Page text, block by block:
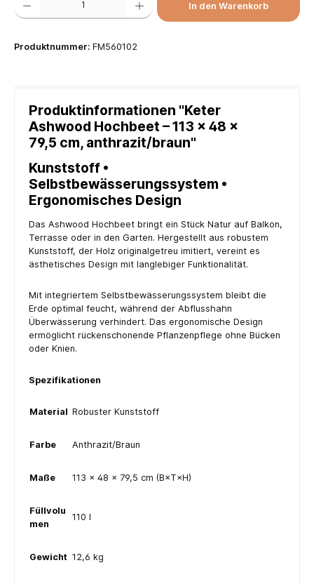
In den Warenkorb
Produktnummer: FM560102
Produktinformationen "Keter
Ashwood Hochbeet – 113 × 48 ×
79,5 cm, anthrazit/braun"
Kunststoff •
Selbstbewässerungssystem •
Ergonomisches Design
Das Ashwood Hochbeet bringt ein Stück Natur auf Balkon,
Terrasse oder in den Garten. Hergestellt aus robustem
Kunststoff, der Holz originalgetreu imitiert, vereint es
ästhetisches Design mit langlebiger Funktionalität.
Mit integriertem Selbstbewässerungssystem bleibt die
Erde optimal feucht, während der Abflusshahn
Überwässerung verhindert. Das ergonomische Design
ermöglicht rückenschonende Pflanzenpflege ohne Bücken
oder Knien.
Spezifikationen
Material Robuster Kunststoff
Farbe Anthrazit/Braun
Maße 113 × 48 × 79,5 cm (B×T×H)
Füllvolu
men
110 l
Gewicht 12,6 kg